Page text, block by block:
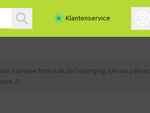
Klantenservice
extreme hitte kan de bezorging van uw
⚠️